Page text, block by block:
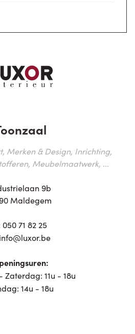
Merken & Design, Inrichting,
Meubelmaatwerk, ...
9b
Maldegem
050 71 82 25
info@luxor.be
Zaterdag: 11u - 18u
14u - 18u